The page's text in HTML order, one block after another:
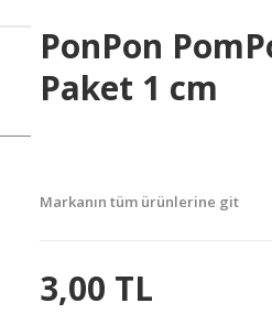
PonPon
Paket 1 cm
Markanın tüm ürünlerine git
3,00 TL